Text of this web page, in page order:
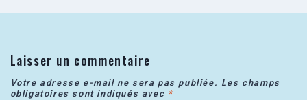
Laisser un commentaire
Votre adresse e-mail ne sera pas publiée. Les champs
obligatoires sont indiqués avec *